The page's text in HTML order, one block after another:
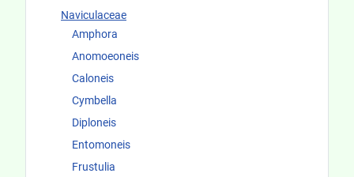
Naviculaceae
Amphora
Anomoeoneis
Caloneis
Cymbella
Diploneis
Entomoneis
Frustulia